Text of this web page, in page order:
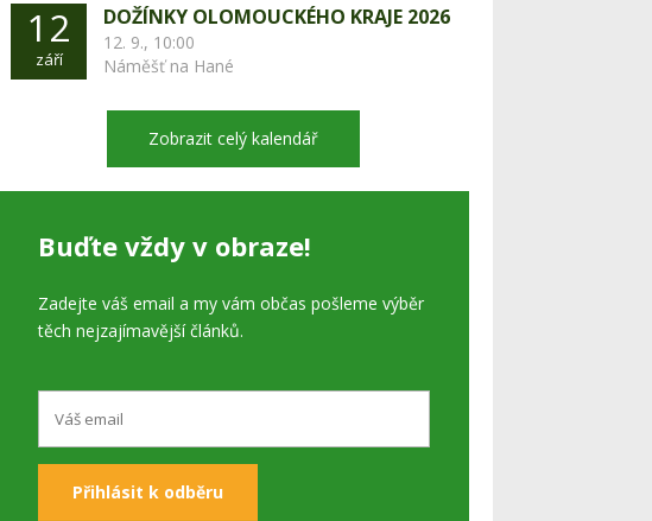
12
září
DOŽÍNKY OLOMOUCKÉHO KRAJE 2026
12. 9., 10:00
Náměšť na Hané
Zobrazit celý kalendář
Buďte vždy v obraze!
Zadejte váš email a my vám občas pošleme výběr
těch nejzajímavější článků.